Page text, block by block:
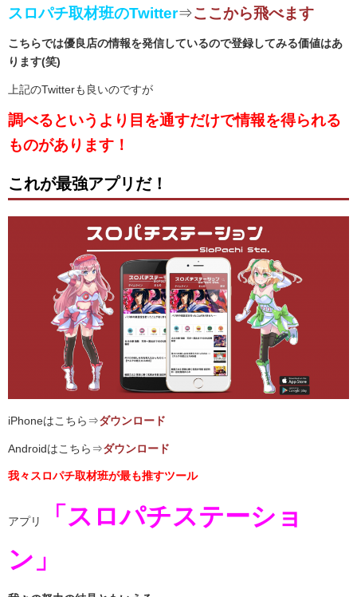
スロパチ取材班のTwitter⇒ここから飛べます
こちらでは優良店の情報を発信しているので登録してみる価値はあ
ります(笑)
上記のTwitterも良いのですが
調べるというより目を通すだけで情報を得られる
ものがあります！
これが最強アプリだ！
iPhoneはこちら⇒ダウンロード
Androidはこちら⇒ダウンロード
我々スロパチ取材班が最も推すツール
アプリ
「スロパチステーショ
ン」